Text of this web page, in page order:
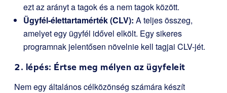
ezt az arányt a tagok és a nem tagok között.
Ügyfél-élettartamérték (CLV): A teljes összeg,
amelyet egy ügyfél idővel elkölt. Egy sikeres
programnak jelentősen növelnie kell tagjai CLV-jét.
2. lépés: Értse meg mélyen az ügyfeleit
Nem egy általános célközönség számára készít